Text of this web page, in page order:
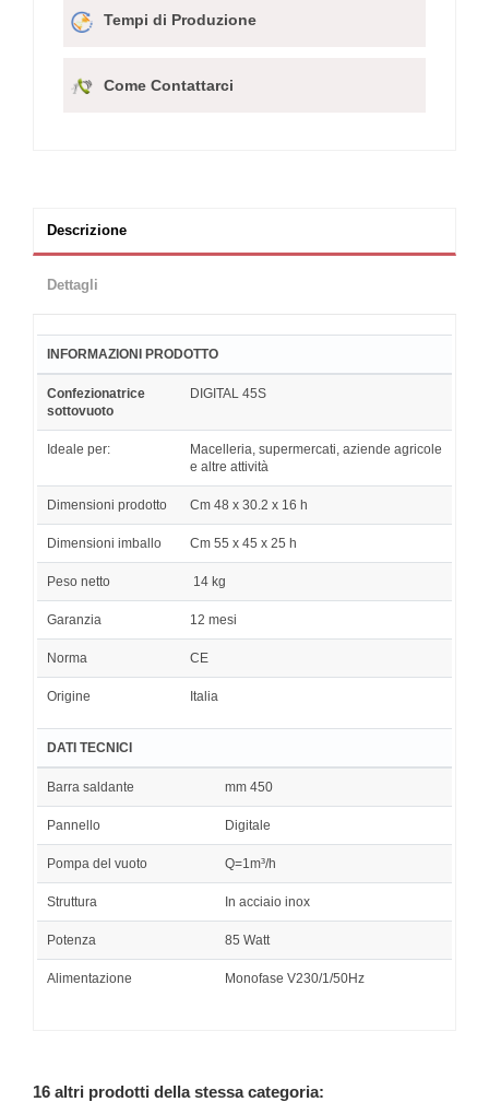
Tempi di Produzione
Come Contattarci
Descrizione
Dettagli
INFORMAZIONI PRODOTTO
Confezionatrice
sottovuoto
DIGITAL 45S
Ideale per:
Macelleria, supermercati, aziende agricole
e altre attività
Dimensioni prodotto Cm 48 x 30.2 x 16 h
Dimensioni imballo Cm 55 x 45 x 25 h
Peso netto 14 kg
Garanzia 12 mesi
Norma CE
Origine Italia
DATI TECNICI
Barra saldante mm 450
Pannello Digitale
Pompa del vuoto Q=1m³/h
Struttura In acciaio inox
Potenza 85 Watt
Alimentazione Monofase V230/1/50Hz
16 altri prodotti della stessa categoria: